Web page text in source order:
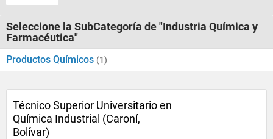
Seleccione la SubCategoría de "Industria Química y
Farmacéutica"
Productos Químicos (1)
Técnico Superior Universitario en
Química Industrial (Caroní,
Bolívar)